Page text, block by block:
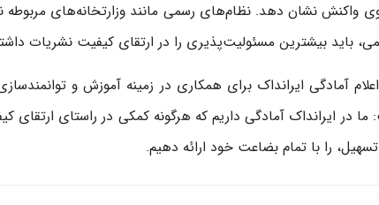
واکنش نشان دهد. نظام‌های رسمی مانند وزارتخانه‌های مربوطه
باید بیشترین مسئولیت‌پذیری را در ارتقای کیفیت نشریات
آمادگی ایرانداک برای همکاری در زمینه آموزش و
در ایرانداک آمادگی داریم که هرگونه کمکی در راستای ارتقای
را با تمام بضاعت خود ارائه دهیم.